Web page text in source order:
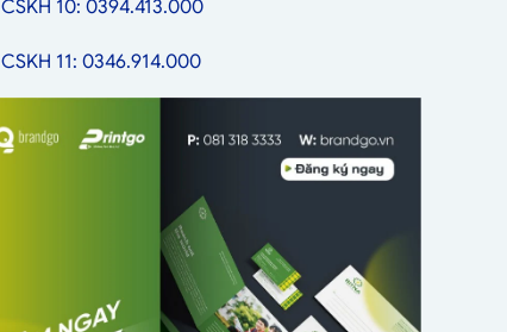
CSKH 10: 0394.413.000
CSKH 11: 0346.914.000